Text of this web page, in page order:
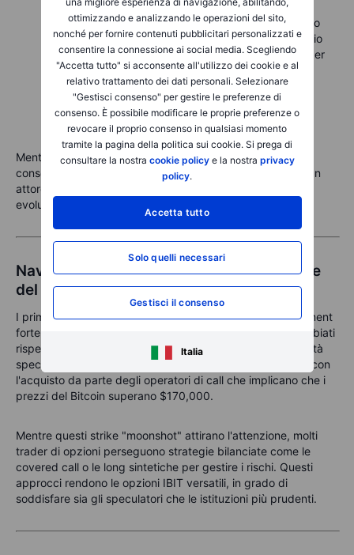
ottimizzando e analizzando le operazioni del sito,
nonché per fornire contenuti pubblicitari personalizzati e
consentire la connessione ai social media. Scegliendo
"Accetta tutto" si acconsente all'utilizzo dei cookie e al
relativo trattamento dei dati personali. Selezionare
"Gestisci consenso" per gestire le preferenze di
consenso. È possibile modificare le proprie preferenze o
revocare il proprio consenso in qualsiasi momento
tramite la pagina della politica sui cookie. Si prega di
consultare la nostra cookie policye la nostra privacy
policy.
Accetta tutto
Solo quelli necessari
Gestisci il consenso
Italia
attrattiva del Bitcoin come asset negoziabile.
Premio/sconto rispetto al NAV:IBIT tratta con uno
sconto del -0,05%, mentre IAU tratta con un premio
del +0,40%. Ciò suggerisce un prezzo efficiente per
IBIT rispetto al suo NAV.
Scadenza:lanciato nel gennaio 2024, IBIT è una
novità rispetto a IAU, che è un punto fermo del
portafoglio dal 2005.
Mentre IAU rimane una pietra miliare per gli investitori
conservatori in cerca di stabilità, IBIT si sta dimostrando un
attore forte nello spazio degli asset digitali in rapida
evoluzione.
Navigare nel sentiment e nelle aspettative
del mercato
I primi dati di trading per le opzioni IBIT rivelano un sentiment
fortemente rialzista, con quasi 289.000 opzioni Call scambiati
rispetto a soli 65.000 opzioni put nel primo giorno. L'attività
speculativa ha spinto alcune scommesse a livelli estremi, con
l'acquisto da parte degli operatori di call che implicano che i
prezzi del Bitcoin superano $170,000.
Mentre questi strike "moonshot" attirano l'attenzione, molti
trader di opzioni perseguono strategie bilanciate come le
covered call o le long sintetiche per gestire i rischi. Questi
approcci rendono le opzioni IBIT versatili, in grado di
soddisfare sia gli speculatori che le istituzioni più prudenti.